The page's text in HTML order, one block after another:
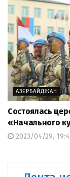
АЗЕРБАЙДЖАН
Состоялась
«Начального
2023/04/29,